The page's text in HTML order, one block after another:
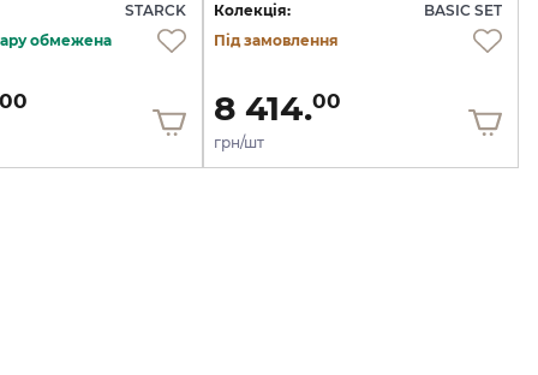
STARCK
обмежена
00
Колекція:
BASIC SET
Під замовлення
8 414.00
грн/шт